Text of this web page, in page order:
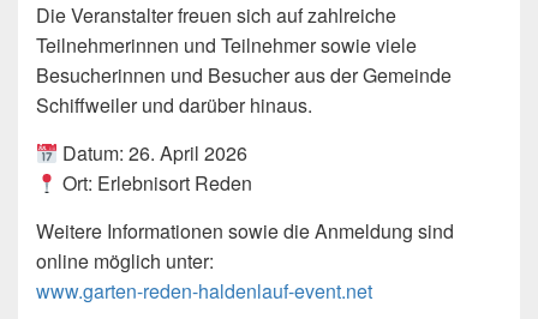
Die Veranstalter freuen sich auf zahlreiche
Teilnehmerinnen und Teilnehmer sowie viele
Besucherinnen und Besucher aus der Gemeinde
Schiffweiler und darüber hinaus.
Datum: 26. April 2026
Ort: Erlebnisort Reden
Weitere Informationen sowie die Anmeldung sind
online möglich unter:
www.garten-reden-haldenlauf-event.net